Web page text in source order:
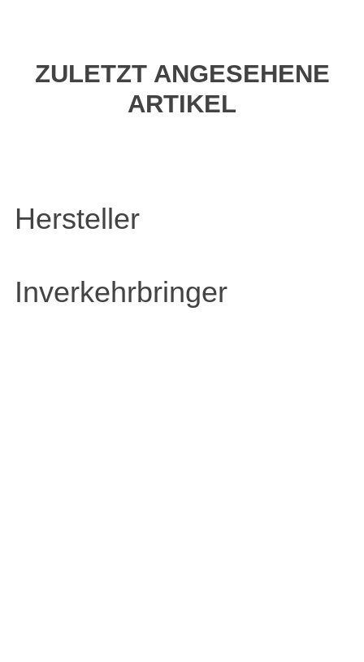
ZULETZT ANGESEHENE
ARTIKEL
Hersteller
Inverkehrbringer